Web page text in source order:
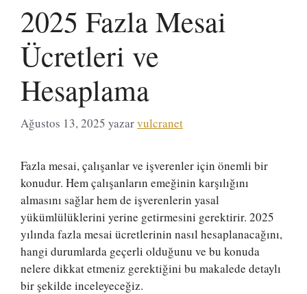
2025 Fazla Mesai
Ücretleri ve
Hesaplama
Ağustos 13, 2025 yazarvulcranet
Fazla mesai, çalışanlar ve işverenler için önemli bir
konudur. Hem çalışanların emeğinin karşılığını
almasını sağlar hem de işverenlerin yasal
yükümlülüklerini yerine getirmesini gerektirir. 2025
yılında fazla mesai ücretlerinin nasıl hesaplanacağını,
hangi durumlarda geçerli olduğunu ve bu konuda
nelere dikkat etmeniz gerektiğini bu makalede detaylı
bir şekilde inceleyeceğiz.